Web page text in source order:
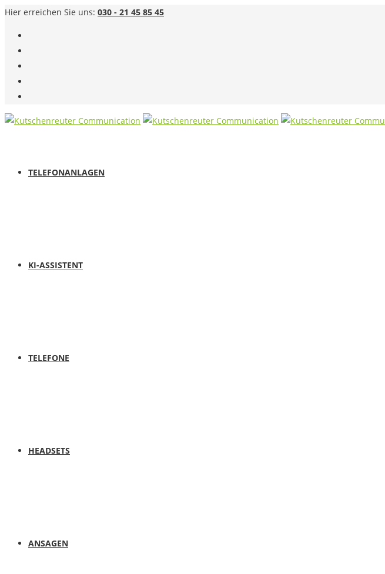
Hier erreichen Sie uns: 030 - 21 45 85 45
TELEFONANLAGEN
KI-ASSISTENT
TELEFONE
HEADSETS
ANSAGEN